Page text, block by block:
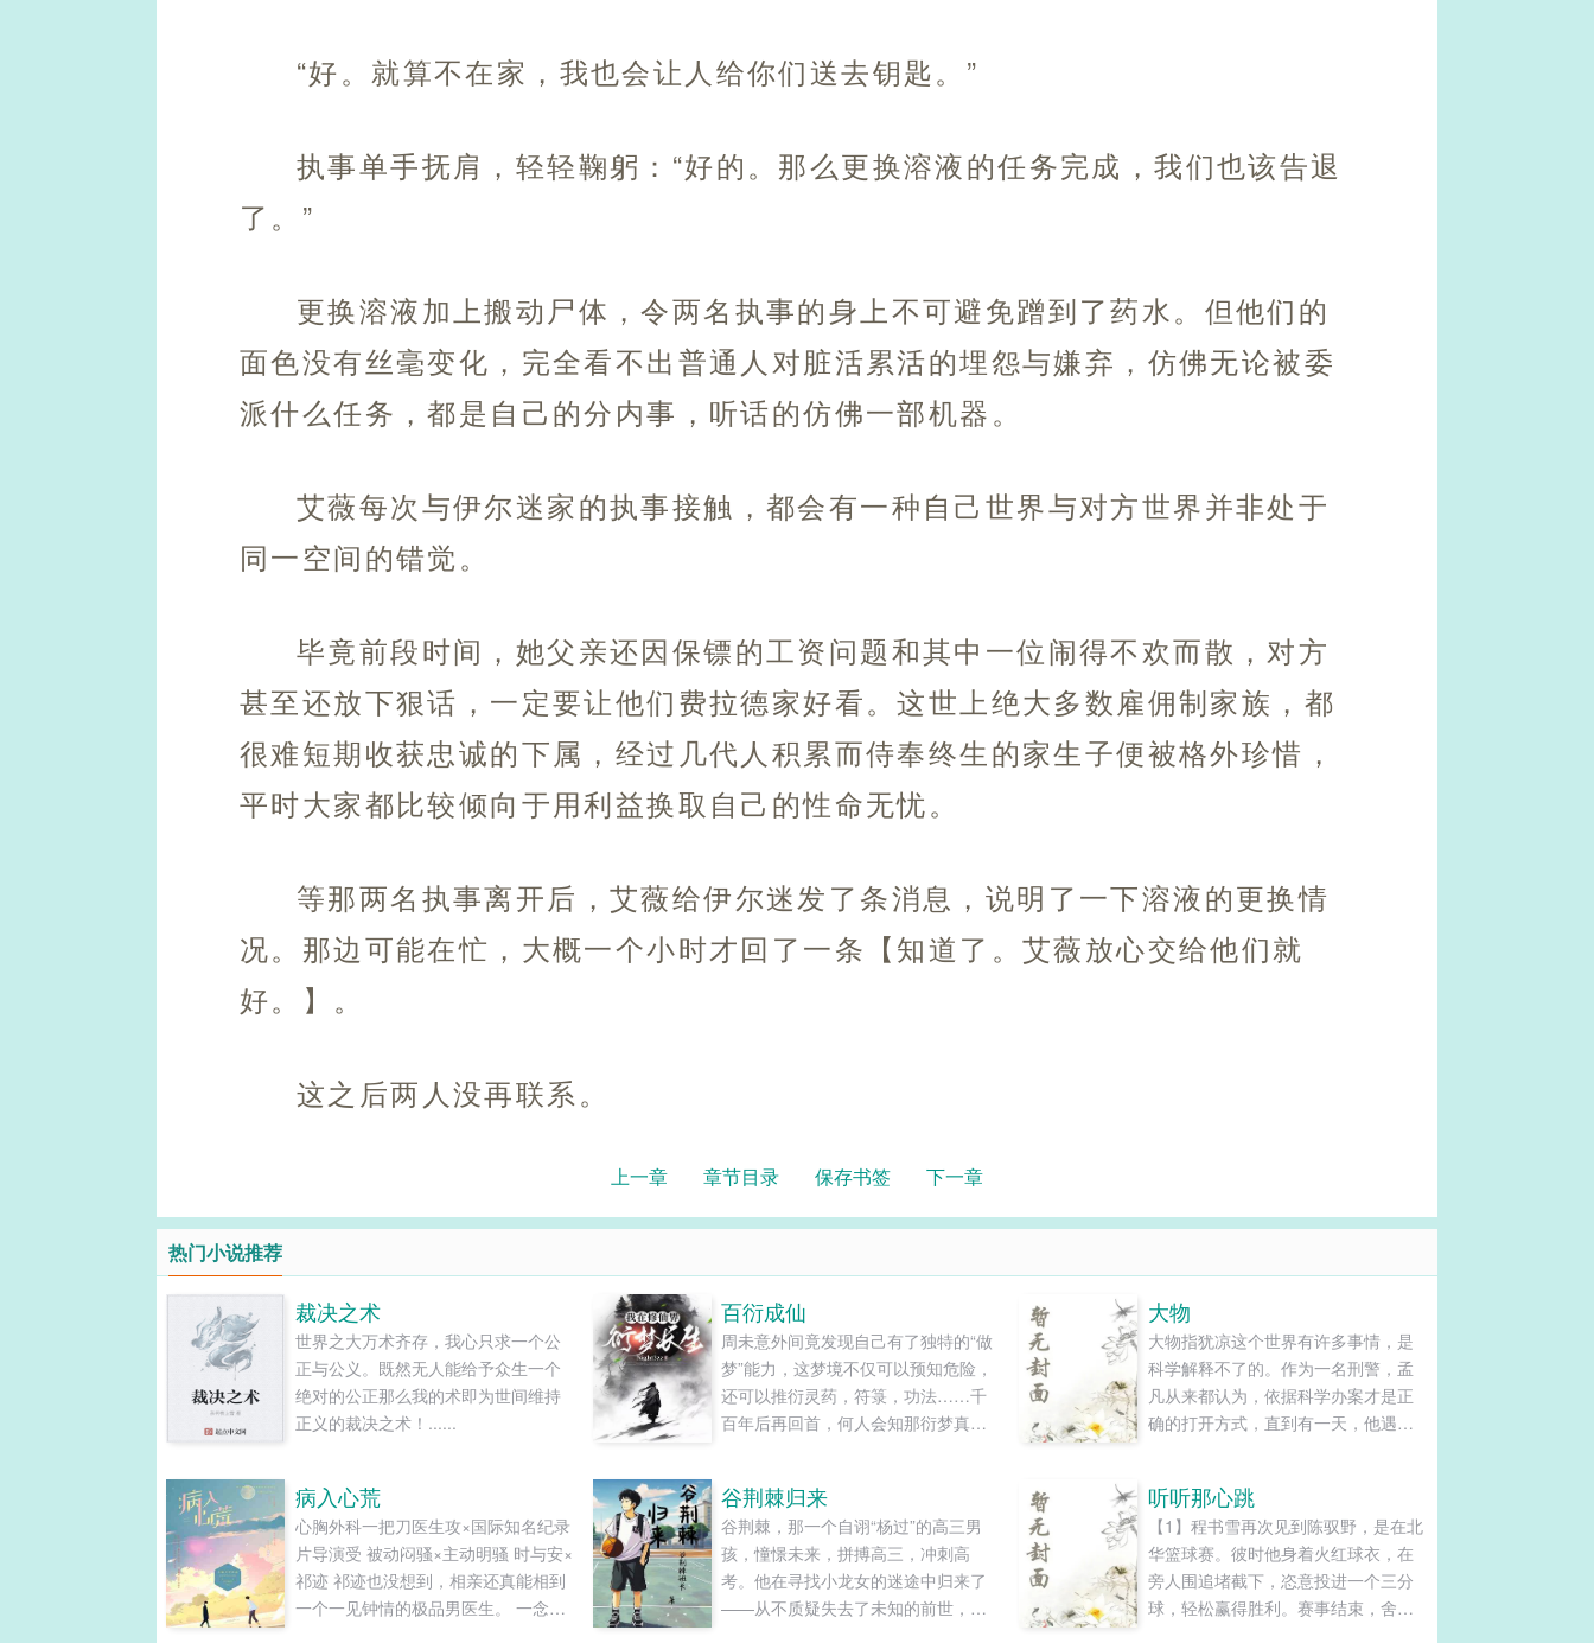
“好。就算不在家，我也会让人给你们送去钥匙。”
执事单手抚肩，轻轻鞠躬：“好的。那么更换溶液的任务完成，我们也该告退
了。”
更换溶液加上搬动尸体，令两名执事的身上不可避免蹭到了药水。但他们的
面色没有丝毫变化，完全看不出普通人对脏活累活的埋怨与嫌弃，仿佛无论被委
派什么任务，都是自己的分内事，听话的仿佛一部机器。
艾薇每次与伊尔迷家的执事接触，都会有一种自己世界与对方世界并非处于
同一空间的错觉。
毕竟前段时间，她父亲还因保镖的工资问题和其中一位闹得不欢而散，对方
甚至还放下狠话，一定要让他们费拉德家好看。这世上绝大多数雇佣制家族，都
很难短期收获忠诚的下属，经过几代人积累而侍奉终生的家生子便被格外珍惜，
平时大家都比较倾向于用利益换取自己的性命无忧。
等那两名执事离开后，艾薇给伊尔迷发了条消息，说明了一下溶液的更换情
况。那边可能在忙，大概一个小时才回了一条【知道了。艾薇放心交给他们就
好。】。
这之后两人没再联系。
上一章 章节目录 保存书签 下一章
热门小说推荐
裁决之术
世界之大万术齐存，我心只求一个公
正与公义。既然无人能给予众生一个
绝对的公正那么我的术即为世间维持
正义的裁决之术！......
百衍成仙
周未意外间竟发现自己有了独特的“做
梦”能力，这梦境不仅可以预知危险，
还可以推衍灵药，符箓，功法……千
百年后再回首，何人会知那衍梦真
大物
大物指犹凉这个世界有许多事情，是
科学解释不了的。作为一名刑警，孟
凡从来都认为，依据科学办案才是正
确的打开方式，直到有一天，他遇到
处处透着古怪，自他出现后，孟凡的
身边便开始出现了许多不可思议的事
情，随着两人联手破获一宗宗案件，
孟凡也越来越怀疑曲冬青的真实身
份。原本...
病入心荒
心胸外科一把刀医生攻×国际知名纪录
片导演受 被动闷骚×主动明骚 时与安×
祁迹 祁迹也没想到，相亲还真能相到
一个一见钟情的极品男医生。 一念心
谷荆棘归来
谷荆棘，那一个自诩“杨过”的高三男
孩，憧憬未来，拼搏高三，冲刺高
考。他在寻找小龙女的迷途中归来了
——从不质疑失去了未知的前世，不
听听那心跳
【1】程书雪再次见到陈驭野，是在北
华篮球赛。彼时他身着火红球衣，在
旁人围追堵截下，恣意投进一个三分
球，轻松赢得胜利。赛事结束，舍友